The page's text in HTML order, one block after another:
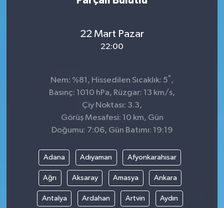
22 Mart Pazar
22:00
Nem: %81, Hissedilen Sıcaklık: 5° ,
Basınç: 1010 hPa, Rüzgar: 13 km/s,
Çiy Noktası: 3.3,
Görüş Mesafesi: 10 km, Gün
Doğumu: 7:06, Gün Batımı: 19:19
Adana Adıyaman Afyonkarahisar
Ağrı Aksaray Amasya Ankara
Antalya Ardahan Artvin Aydın